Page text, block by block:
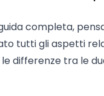
completa,
tutti gli aspetti
differenze tra le